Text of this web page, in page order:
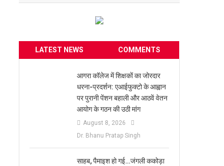
LATEST NEWS COMMENTS
आगरा कॉलेज में शिक्षकों का जोरदार
धरना-प्रदर्शन: एआईफुक्टो के आह्वान
पर पुरानी पेंशन बहाली और आठवें वेतन
आयोग के गठन की उठी मांग
August 8, 2026
Dr. Bhanu Pratap Singh
साहब, पैमाइश हो गई…जंगली ककोड़ा